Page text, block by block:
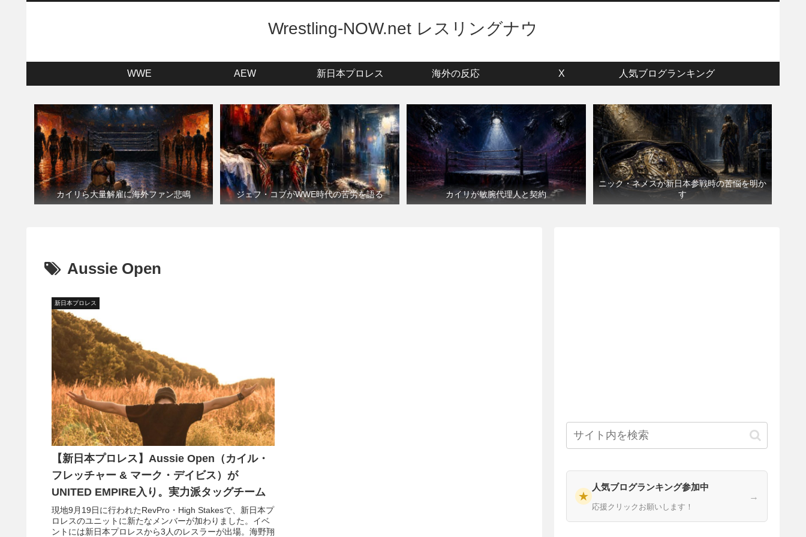
Wrestling-NOW.net レスリングナウ
WWE AEW 新日本プロレス 海外の反応 X 人気ブログランキング
カイリら大量解雇に海外ファン悲鳴 ジェフ・コブがWWE時代の苦労を語る カイリが敏腕代理人と契約
ニック・ネメスが新日本参戦時の苦悩を明か
す
Aussie Open
新日本プロレス
【新日本プロレス】Aussie Open（カイル・
フレッチャー & マーク・デイビス）が
UNITED EMPIRE入り。実力派タッグチーム
現地9月19日に行われたRevPro・High Stakesで、新日本プ
ロレスのユニットに新たなメンバーが加わりました。イベ
ントには新日本プロレスから3人のレスラーが出場。海野翔
★
人気ブログランキング参加中
応援クリックお願いします！
→